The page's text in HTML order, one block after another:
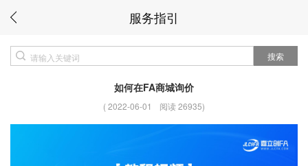
服务指引
搜索
如何在FA商城询价
(2022-06-01 阅读 26935)